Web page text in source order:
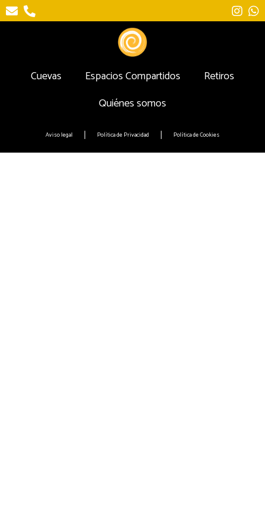
Cuevas Espacios Compartidos
Retiros
Quiénes somos
Aviso legal Política de Privacidad Política de Cookies